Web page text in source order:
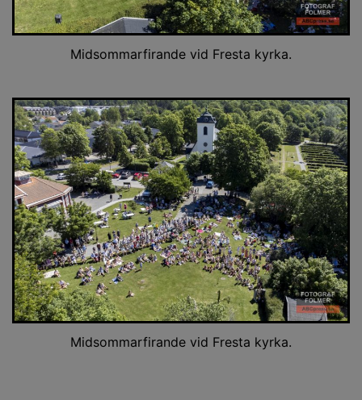
Midsommarfirande vid Fresta kyrka.
Midsommarfirande vid Fresta kyrka.